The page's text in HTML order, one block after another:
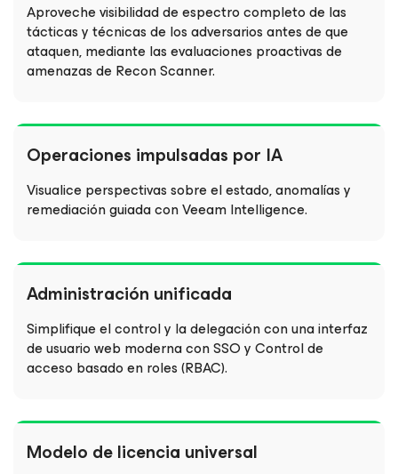
Aproveche visibilidad de espectro completo de las
tácticas y técnicas de los adversarios antes de que
ataquen, mediante las evaluaciones proactivas de
amenazas de Recon Scanner.
Operaciones impulsadas por IA
Visualice perspectivas sobre el estado, anomalías y
remediación guiada con Veeam Intelligence.
Administración unificada
Simplifique el control y la delegación con una interfaz
de usuario web moderna con SSO y Control de
acceso basado en roles (RBAC).
Modelo de licencia universal